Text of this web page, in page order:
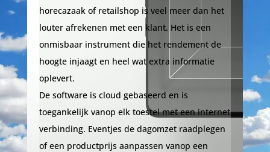
horecazaak of retailshop is veel meer dan het
louter afrekenen met een klant. Het is een
onmisbaar instrument die het rendement de
hoogte injaagt en heel wat extra informatie
oplevert.
De software is cloud gebaseerd en is
toegankelijk vanop elk toestel met een internet
verbinding. Eventjes de dagomzet raadplegen
of een productprijs aanpassen vanop een